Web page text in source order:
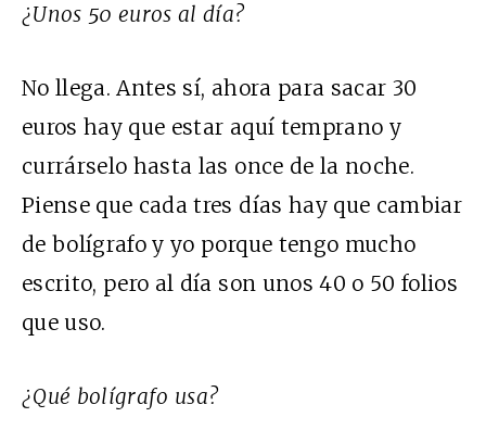
¿Unos 50 euros al día?
No llega. Antes sí, ahora para sacar 30
euros hay que estar aquí temprano y
currárselo hasta las once de la noche.
Piense que cada tres días hay que cambiar
de bolígrafo y yo porque tengo mucho
escrito, pero al día son unos 40 o 50 folios
que uso.
¿Qué bolígrafo usa?